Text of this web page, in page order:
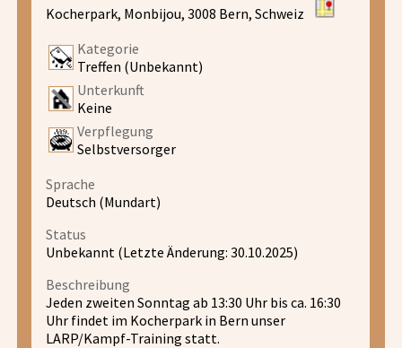
Kocherpark, Monbijou, 3008 Bern, Schweiz
Kategorie
Treffen (Unbekannt)
Unterkunft
Keine
Verpflegung
Selbstversorger
Sprache
Deutsch (Mundart)
Status
Unbekannt (Letzte Änderung: 30.10.2025)
Beschreibung
Jeden zweiten Sonntag ab 13:30 Uhr bis ca. 16:30
Uhr findet im Kocherpark in Bern unser
LARP/Kampf-Training statt.